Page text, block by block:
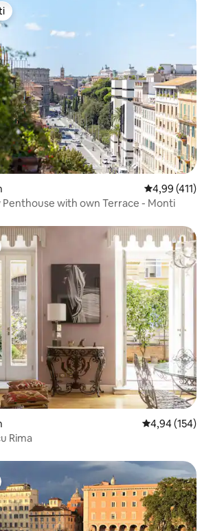
s oznakom „Odabrali gosti”
Prosječna
4,99 (411)
Penthouse with own Terrace - Monti
Prosječna
4,94 (154)
Rima